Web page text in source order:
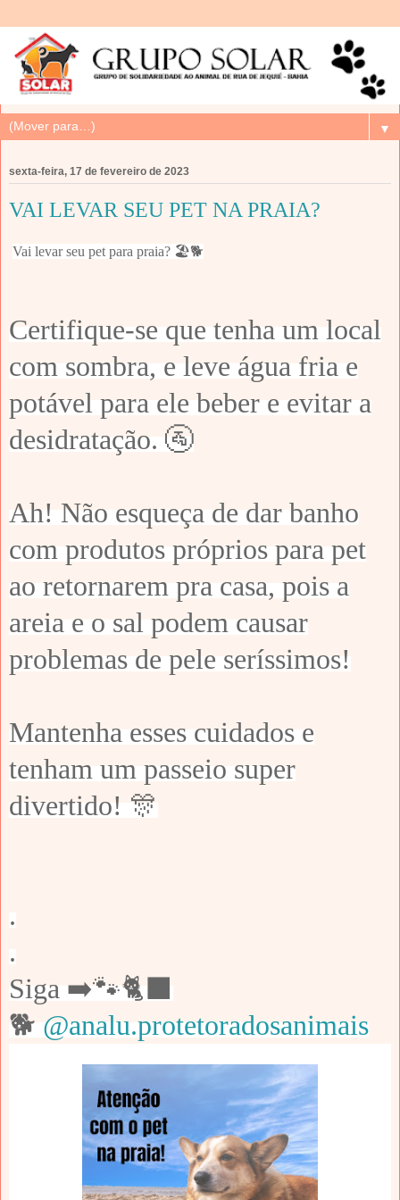
▼
sexta-feira, 17 de fevereiro de 2023
VAI LEVAR SEU PET NA PRAIA?
Vai levar seu pet para praia? 🏖️🐕
Certifique-se que tenha um local
com sombra, e leve água fria e
potável para ele beber e evitar a
desidratação. 🚰
Ah! Não esqueça de dar banho
com produtos próprios para pet
ao retornarem pra casa, pois a
areia e o sal podem causar
problemas de pele seríssimos!
Mantenha esses cuidados e
tenham um passeio super
divertido! 🎊
.
.
Siga ➡️🐾🐈‍⬛
🐕 @analu.protetoradosanimais